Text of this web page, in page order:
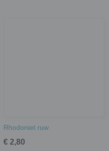
Rhodoniet ruw
€ 2,80